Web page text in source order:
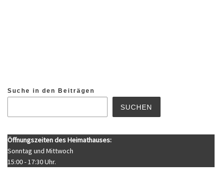
Suche in den Beiträgen
SUCHEN
Öffnungszeiten des Heimathauses:
Sonntag und Mittwoch
15:00 - 17:30 Uhr.